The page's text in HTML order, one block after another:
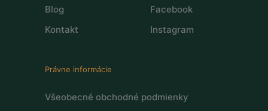
Blog
Kontakt
Facebook
Instagram
Právne informácie
Všeobecné obchodné podmienky